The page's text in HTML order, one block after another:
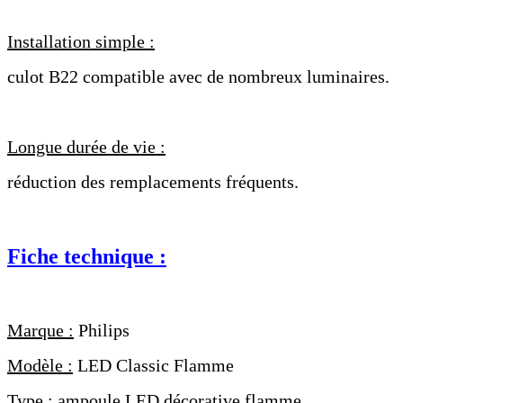
Installation simple :
culot B22 compatible avec de nombreux luminaires.
Longue durée de vie :
réduction des remplacements fréquents.
Fiche technique :
Marque : Philips
Modèle : LED Classic Flamme